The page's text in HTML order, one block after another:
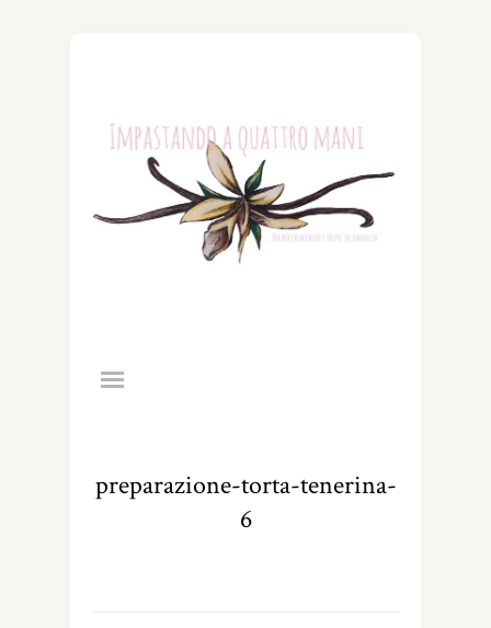
preparazione-torta-tenerina-
6